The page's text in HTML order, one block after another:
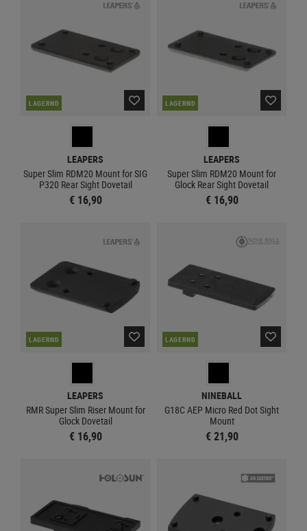
LAGERND
LEAPERS
Super Slim RDM20 Mount for SIG
P320 Rear Sight Dovetail
€ 16,90
LAGERND
LEAPERS
Super Slim RDM20 Mount for
Glock Rear Sight Dovetail
€ 16,90
LAGERND
LEAPERS
RMR Super Slim Riser Mount for
Glock Dovetail
€ 16,90
LAGERND
NINEBALL
G18C AEP Micro Red Dot Sight
Mount
€ 21,90